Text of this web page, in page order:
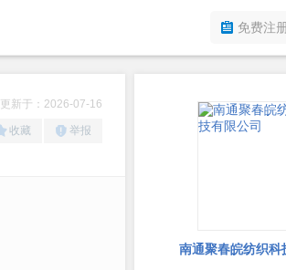
免费注
更新于：2026-07-16
收藏 举报
南通聚春皖纺织科